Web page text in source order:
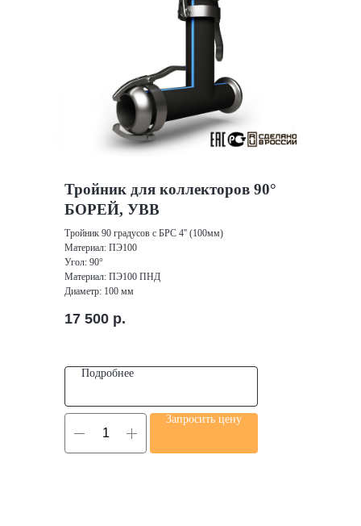
Тройник для коллекторов 90°
БОРЕЙ, УВВ
Тройник 90 градусов с БРС 4'' (100мм)
Материал: ПЭ100
Угол: 90°
Материал: ПЭ100 ПНД
Диаметр: 100 мм
17 500 р.
Подробнее
Запросить цену